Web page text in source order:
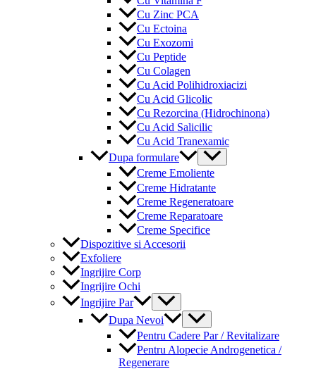
Cu Zinc PCA
Cu Ectoina
Cu Exozomi
Cu Peptide
Cu Colagen
Cu Acid Polihidroxiacizi
Cu Acid Glicolic
Cu Rezorcina (Hidrochinona)
Cu Acid Salicilic
Cu Acid Tranexamic
Dupa formulare
Menu
Toggle
Creme Emoliente
Creme Hidratante
Creme Regeneratoare
Creme Reparatoare
Creme Specifice
Dispozitive si Accesorii
Exfoliere
Ingrijire Corp
Ingrijire Ochi
Ingrijire Par
Menu
Toggle
Dupa Nevoi
Menu
Toggle
Pentru Cadere Par / Revitalizare
Pentru Alopecie Androgenetica /
Regenerare